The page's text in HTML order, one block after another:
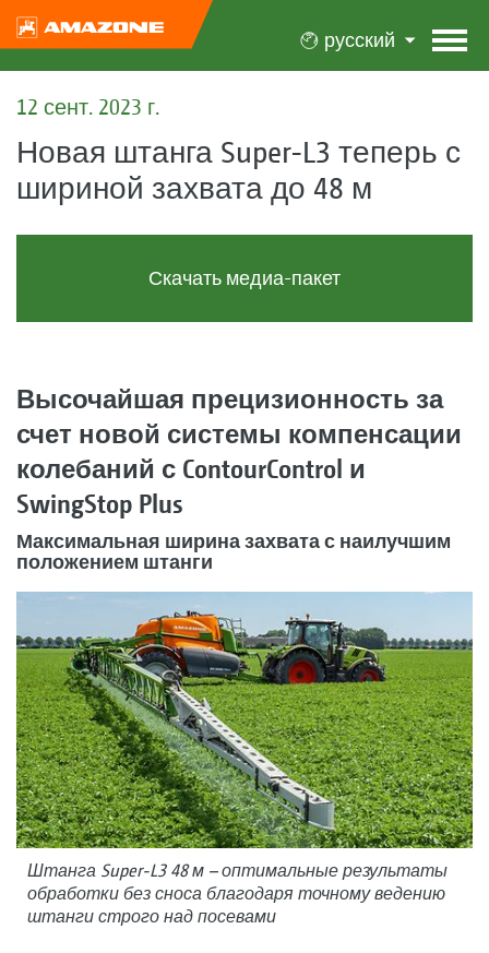
русский
12 сент. 2023 г.
Новая штанга Super-L3 теперь с
шириной захвата до 48 м
Скачать медиа-пакет
Высочайшая прецизионность за
счет новой системы компенсации
колебаний с ContourControl и
SwingStop Plus
Максимальная ширина захвата с наилучшим
положением штанги
Штанга Super-L3 48 м – оптимальные результаты
обработки без сноса благодаря точному ведению
штанги строго над посевами